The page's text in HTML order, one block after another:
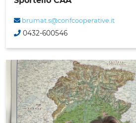
brumat.s@confcooperative.it
0432-600546